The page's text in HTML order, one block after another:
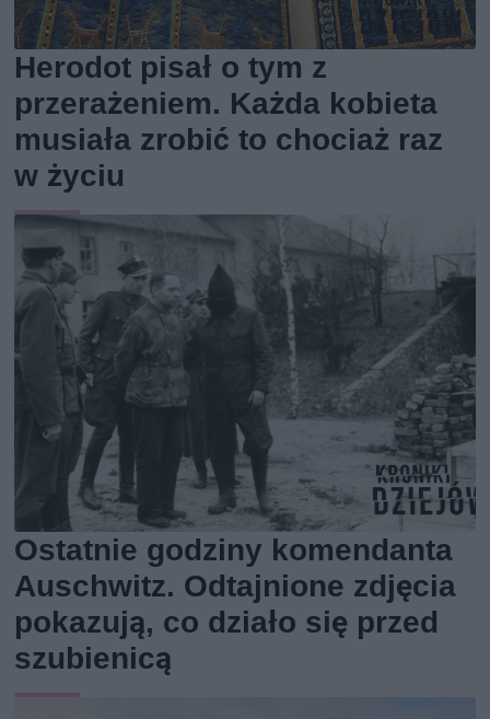
Herodot pisał o tym z
przerażeniem. Każda kobieta
musiała zrobić to chociaż raz
w życiu
Ostatnie godziny komendanta
Auschwitz. Odtajnione zdjęcia
pokazują, co działo się przed
szubienicą